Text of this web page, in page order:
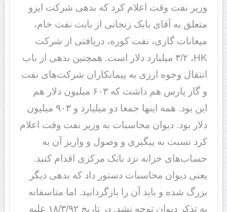
وزیر نفت وقت اعلام کرد که بدهی شرکت ایزو
متعلق به آقای بابک زنجانی از بابت نفت خام،
میعانات گازی، نفت کوره، دریافتی از شرکت
HK، ٣/٢ میلیارد دلار است. همچنین بدهی از باب
انتقال وجوه ارزی به پیمانکاران شرکت‌های نفت
و گاز پارس هم داشت که ۶٠٣ میلیون دلار هم
این بود. همه اینها جمعا دو میلیارد و ٩٠٣ میلیون
دلار بود. دیوان محاسبات به وزیر نفت وقت اعلام
کرد نسبت به پیگیری و وصول و واریز آن به
حساب‌های خزانه نزد بانک مرکزی اقدام کنید.
یعنی دیوان محاسبات دستور داد که بدهی دیگر
بزرگ شده و باید آن را بازگردانید. اما متاسفانه
به تذکر دیوان توجه نشد. در تاریخ ١٨/٣/٩٢ علیه